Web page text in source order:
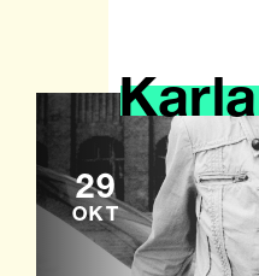
29
OKT
Karla